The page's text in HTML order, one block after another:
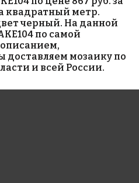
Испания
340x340
м²
квадратный метр.
черный. На данной
по самой
мозаику по
и всей России.